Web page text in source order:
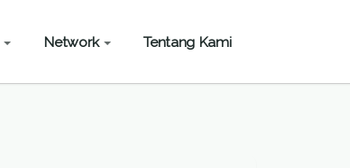
Network Tentang Kami